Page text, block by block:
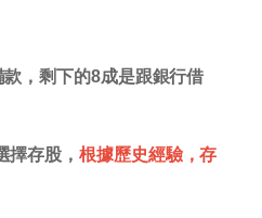
，剩下的8成是跟銀行借
擇存股，根據歷史經驗，存